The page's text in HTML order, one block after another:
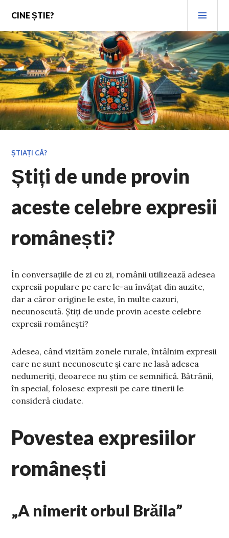
content
CINE ȘTIE?
ȘTIAȚI CĂ?
Știți de unde provin
aceste celebre expresii
românești?
În conversațiile de zi cu zi, românii utilizează adesea
expresii populare pe care le-au învățat din auzite,
dar a căror origine le este, în multe cazuri,
necunoscută. Știți de unde provin aceste celebre
expresii românești?
Adesea, când vizităm zonele rurale, întâlnim expresii
care ne sunt necunoscute și care ne lasă adesea
nedumeriți, deoarece nu știm ce semnifică. Bătrânii,
în special, folosesc expresii pe care tinerii le
consideră ciudate.
Povestea expresiilor
românești
„A nimerit orbul Brăila”